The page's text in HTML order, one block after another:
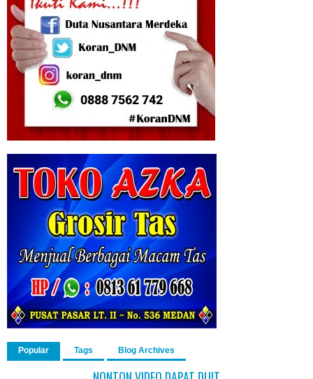
Popular Tags Blog Archives